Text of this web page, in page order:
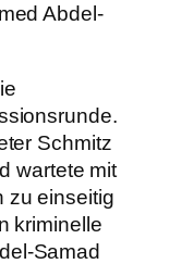
Abdel-
Schmitz
wartete mit
zu einseitig
kriminelle
Samad